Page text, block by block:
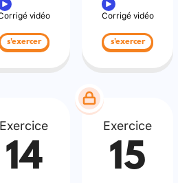
vidéo
s'exercer
Corrigé vidéo
s'exercer
Exercice
14
Exercice
15